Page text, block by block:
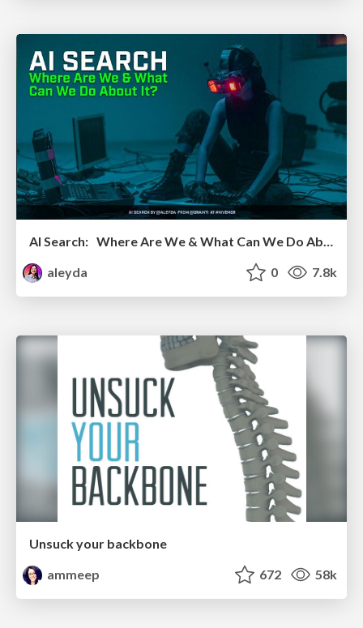
AI Search: Where Are We & What Can We Do About It?
aleyda
0 7.8k
Unsuck your backbone
ammeep
672 58k